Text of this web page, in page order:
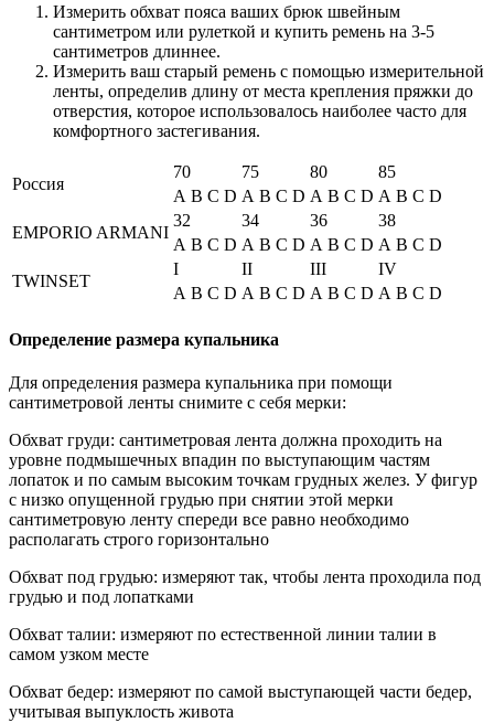
Измерить обхват пояса ваших брюк швейным
сантиметром или рулеткой и купить ремень на 3-5
сантиметров длиннее.
Измерить ваш старый ремень с помощью измерительной
ленты, определив длину от места крепления пряжки до
отверстия, которое использовалось наиболее часто для
комфортного застегивания.
Россия
70 75 80
85
A B C D A B C D A B C D A B C D
EMPORIO ARMANI
32 34 36
38
A B C D A B C D A B C D A B C D
TWINSET
I II III
IV
A B C D A B C D A B C D A B C D
Определение размера купальника
Для определения размера купальника при помощи
сантиметровой ленты снимите с себя мерки:
Обхват груди: сантиметровая лента должна проходить на
уровне подмышечных впадин по выступающим частям
лопаток и по самым высоким точкам грудных желез. У фигур
с низко опущенной грудью при снятии этой мерки
сантиметровую ленту спереди все равно необходимо
располагать строго горизонтально
Обхват под грудью: измеряют так, чтобы лента проходила под
грудью и под лопатками
Обхват талии: измеряют по естественной линии талии в
самом узком месте
Обхват бедер: измеряют по самой выступающей части бедер,
учитывая выпуклость живота